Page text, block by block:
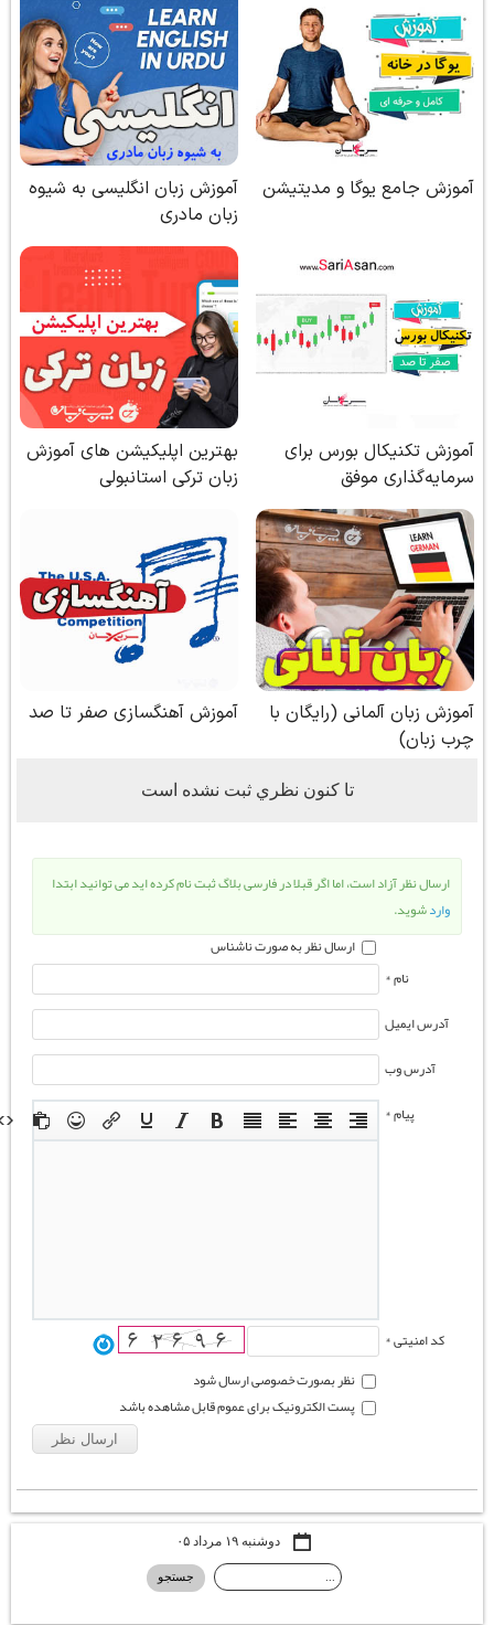
تا كنون نظري ثبت نشده است
ارسال نظر آزاد است، اما اگر قبلا در فارسی بلاگ ثبت نام کرده اید می توانید ابتدا
واردشوید.
ارسال نظر به صورت ناشناس
نام *
آدرس ایمیل
آدرس وب
پیام *
کد امنیتی *
نظر بصورت خصوصی ارسال شود
پست الکترونیک برای عموم قابل مشاهده باشد
دوشنبه ۱۹ مرداد ۰۵